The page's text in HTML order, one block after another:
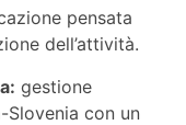
pensata
dell’attività.
gestione
con un